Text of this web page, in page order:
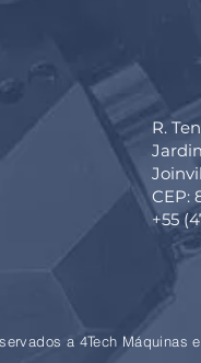
R.
CEP:
+55
a 4Tech Máquinas